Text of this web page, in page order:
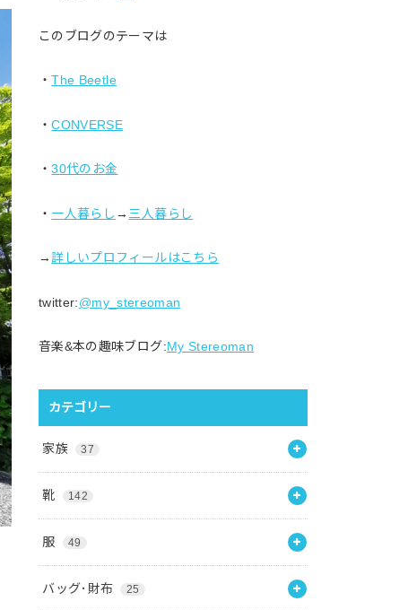
このブログのテーマは
・The Beetle
・CONVERSE
・30代のお金
・ 一人暮らし → 三人暮らし
→詳しいプロフィールはこちら
twitter:@my_stereoman
音楽&本の趣味ブログ:My Stereoman
カテゴリー
家族 37
靴 142
服 49
バッグ･財布 25